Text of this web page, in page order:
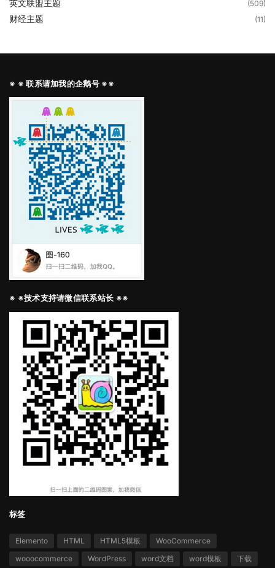
英文联盟主题 (509)
财经主题 (11)
※ ※ 联系请加我的企鹅号 ※※
※ ※技术支持请微信联系站长 ※※
标签
Elemento HTML HTML5模板
WooCommerce
wooocommerce
WordPress word文档 word模板 下载